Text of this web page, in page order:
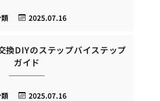
2025.07.16
換DIYのステップバイステップ
ガイド
2025.07.16